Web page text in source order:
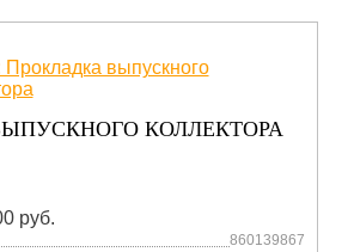
КОЛЛЕКТОРА
руб.
860139867